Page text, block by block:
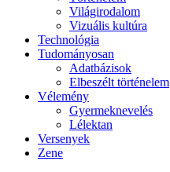
Világirodalom
Vizuális kultúra
Technológia
Tudományosan
Adatbázisok
Elbeszélt történelem
Vélemény
Gyermeknevelés
Lélektan
Versenyek
Zene